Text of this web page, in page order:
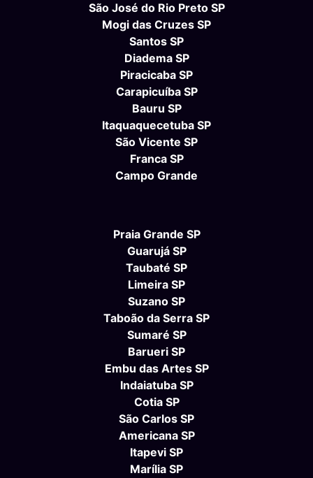
São José do Rio Preto SP
Mogi das Cruzes SP
Santos SP
Diadema SP
Piracicaba SP
Carapicuíba SP
Bauru SP
Itaquaquecetuba SP
São Vicente SP
Franca SP
Campo Grande
Praia Grande SP
Guarujá SP
Taubaté SP
Limeira SP
Suzano SP
Taboão da Serra SP
Sumaré SP
Barueri SP
Embu das Artes SP
Indaiatuba SP
Cotia SP
São Carlos SP
Americana SP
Itapevi SP
Marília SP